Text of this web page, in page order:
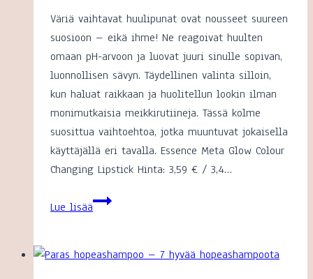
Väriä vaihtavat huulipunat ovat nousseet suureen
suosioon – eikä ihme! Ne reagoivat huulten
omaan pH-arvoon ja luovat juuri sinulle sopivan,
luonnollisen sävyn. Täydellinen valinta silloin,
kun haluat raikkaan ja huolitellun lookin ilman
monimutkaisia meikkirutiineja. Tässä kolme
suosittua vaihtoehtoa, jotka muuntuvat jokaisella
käyttäjällä eri tavalla. Essence Meta Glow Colour
Changing Lipstick Hinta: 3,59 € / 3,4…
Lue lisääParas
huulipuna